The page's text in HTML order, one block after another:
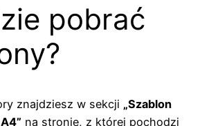
pobrać
znajdziesz w sekcji „Szablon
na stronie, z której pochodzi